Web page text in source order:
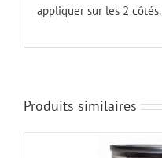
appliquer sur les 2 côtés.
Produits similaires